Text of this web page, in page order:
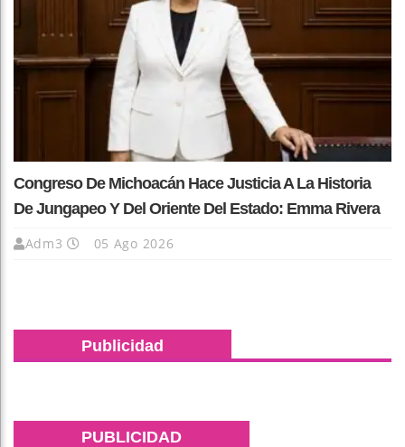
Congreso De Michoacán Hace Justicia A La Historia
De Jungapeo Y Del Oriente Del Estado: Emma Rivera
Adm3 05 Ago 2026
Publicidad
PUBLICIDAD